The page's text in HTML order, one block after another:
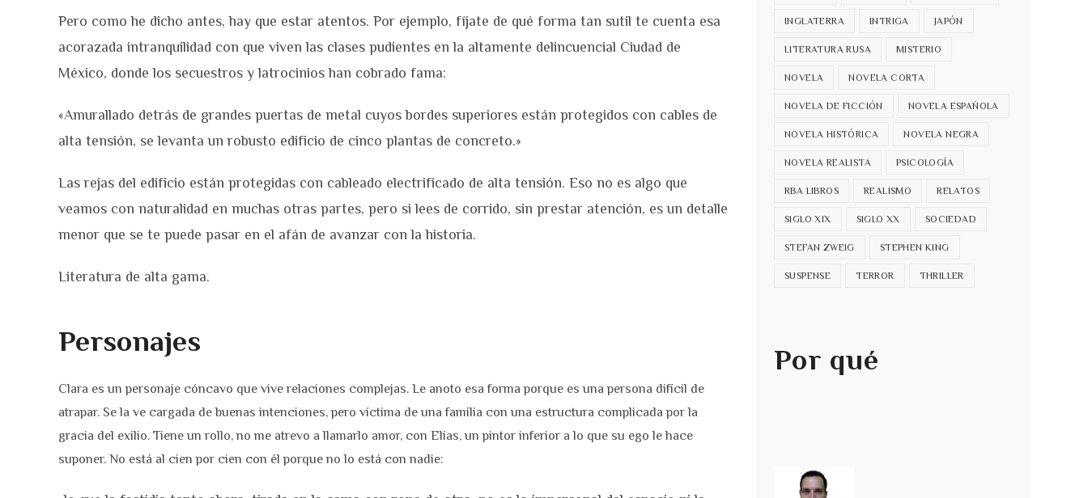
Pero como he dicho antes, hay que estar atentos. Por ejemplo, fíjate de qué forma tan sutil te cuenta esa
acorazada intranquilidad con que viven las clases pudientes en la altamente delincuencial Ciudad de
México, donde los secuestros y latrocinios han cobrado fama:
«Amurallado detrás de grandes puertas de metal cuyos bordes superiores están protegidos con cables de
alta tensión, se levanta un robusto edificio de cinco plantas de concreto.»
Las rejas del edificio están protegidas con cableado electrificado de alta tensión. Eso no es algo que
veamos con naturalidad en muchas otras partes, pero si lees de corrido, sin prestar atención, es un detalle
menor que se te puede pasar en el afán de avanzar con la historia.
Literatura de alta gama.
Personajes
Clara es un personaje cóncavo que vive relaciones complejas. Le anoto esa forma porque es una persona difícil de
atrapar. Se la ve cargada de buenas intenciones, pero víctima de una familia con una estructura complicada por la
gracia del exilio. Tiene un rollo, no me atrevo a llamarlo amor, con Elías, un pintor inferior a lo que su ego le hace
suponer. No está al cien por cien con él porque no lo está con nadie:
INGLATERRA INTRIGA JAPÓN
LITERATURA RUSA MISTERIO
NOVELA NOVELA CORTA
NOVELA DE FICCIÓN NOVELA ESPAÑOLA
NOVELA HISTÓRICA NOVELA NEGRA
NOVELA REALISTA PSICOLOGÍA
RBA LIBROS REALISMO RELATOS
SIGLO XIX SIGLO XX SOCIEDAD
STEFAN ZWEIG STEPHEN KING
SUSPENSE TERROR THRILLER
Por qué